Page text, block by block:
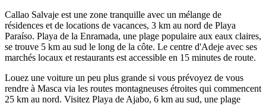
Callao Salvaje est une zone tranquille avec un mélange de
résidences et de locations de vacances, 3 km au nord de Playa
Paraíso. Playa de la Enramada, une plage populaire aux eaux claires,
se trouve 5 km au sud le long de la côte. Le centre d'Adeje avec ses
marchés locaux et restaurants est accessible en 15 minutes de route.
Louez une voiture un peu plus grande si vous prévoyez de vous
rendre à Masca via les routes montagneuses étroites qui commencent
25 km au nord. Visitez Playa de Ajabo, 6 km au sud, une plage